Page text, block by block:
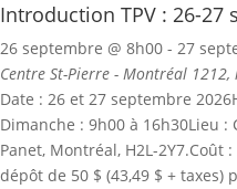
Introduction TPV : 26-27
26 septembre @ 8h00 - 27
Centre St-Pierre - Montréal 1212,
Date : 26 et 27 septembre
Dimanche : 9h00 à 16h30Lieu :
Panet, Montréal, H2L-2Y7.Coût
dépôt de 50 $ (43,49 $ +